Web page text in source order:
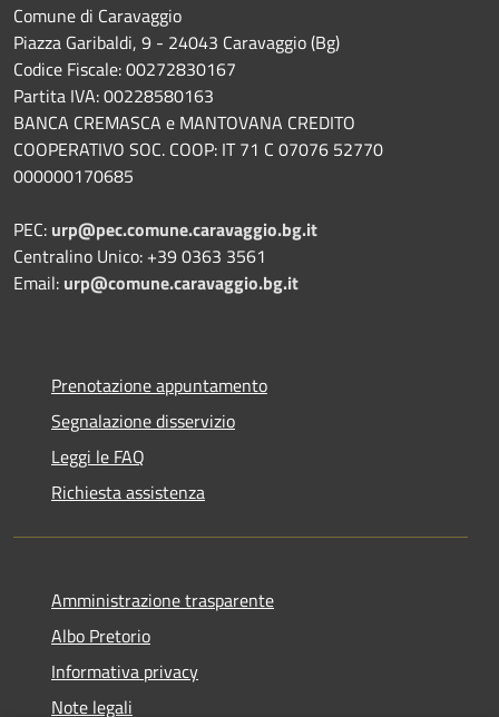
Comune di Caravaggio
Piazza Garibaldi, 9 - 24043 Caravaggio (Bg)
Codice Fiscale: 00272830167
Partita IVA: 00228580163
BANCA CREMASCA e MANTOVANA CREDITO
COOPERATIVO SOC. COOP: IT 71 C 07076 52770
000000170685
PEC: urp@pec.comune.caravaggio.bg.it
Centralino Unico: +39 0363 3561
Email: urp@comune.caravaggio.bg.it
Prenotazione appuntamento
Segnalazione disservizio
Leggi le FAQ
Richiesta assistenza
Amministrazione trasparente
Albo Pretorio
Informativa privacy
Note legali